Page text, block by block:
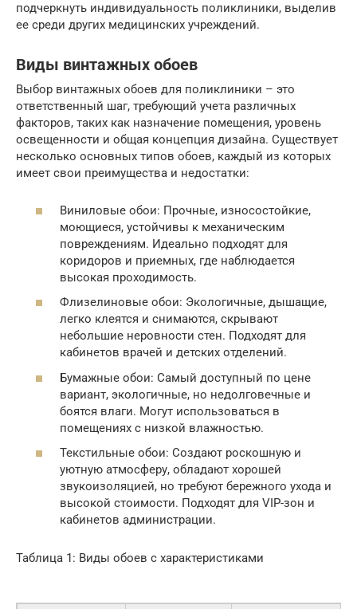
подчеркнуть индивидуальность поликлиники, выделив
ее среди других медицинских учреждений.
Виды винтажных обоев
Выбор винтажных обоев для поликлиники – это
ответственный шаг, требующий учета различных
факторов, таких как назначение помещения, уровень
освещенности и общая концепция дизайна. Существует
несколько основных типов обоев, каждый из которых
имеет свои преимущества и недостатки:
Виниловые обои: Прочные, износостойкие,
моющиеся, устойчивы к механическим
повреждениям. Идеально подходят для
коридоров и приемных, где наблюдается
высокая проходимость.
Флизелиновые обои: Экологичные, дышащие,
легко клеятся и снимаются, скрывают
небольшие неровности стен. Подходят для
кабинетов врачей и детских отделений.
Бумажные обои: Самый доступный по цене
вариант, экологичные, но недолговечные и
боятся влаги. Могут использоваться в
помещениях с низкой влажностью.
Текстильные обои: Создают роскошную и
уютную атмосферу, обладают хорошей
звукоизоляцией, но требуют бережного ухода и
высокой стоимости. Подходят для VIP-зон и
кабинетов администрации.
Таблица 1: Виды обоев с характеристиками